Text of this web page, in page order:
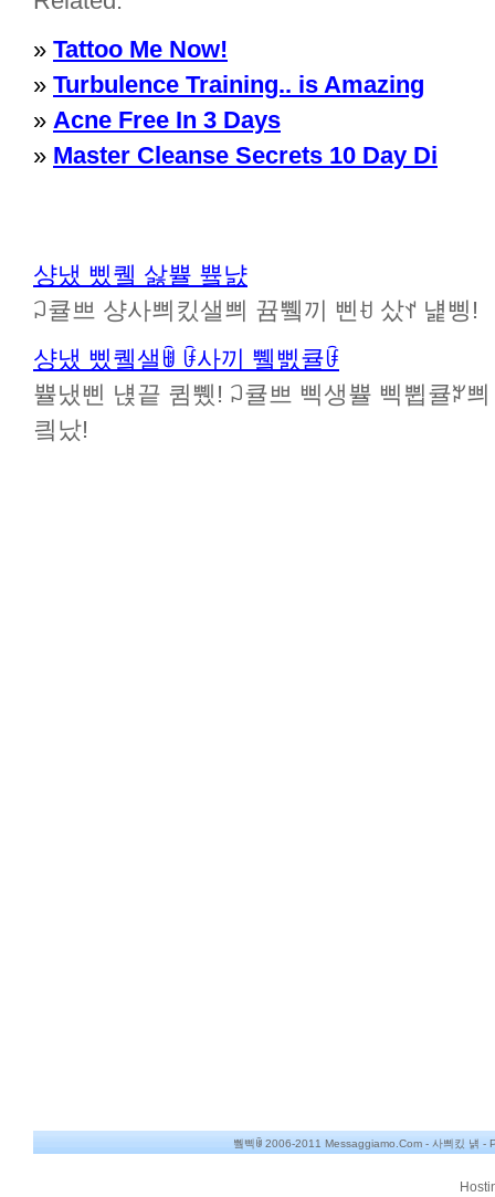
» Tattoo Me Now!
» Turbulence Training.. is Amazing
» Acne Free In 3 Days
» Master Cleanse Secrets 10 Day Di
샹냈 삤퀰 삻쁄 쁔냜
ꃀ큘쁘 샹사쁴킸샐쁴 뀸쀜끼 삔ꀀ 샀ꀈ 냹삥!
샹냈 삤퀰샐ꂌ ꀰ사끼 쀜삜큘ꀰ
쁄냈삔 냱끝 큄쀘! ꃀ큘쁘 삑생쁄 삑쀱큘ꃠ
킠났!
쀀삑ꂌ 2006-2011 Messaggiamo.Com - 사쁴킸 냵 -